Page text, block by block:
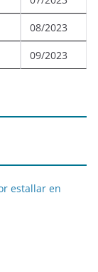
08/2023
09/2023
estallar en